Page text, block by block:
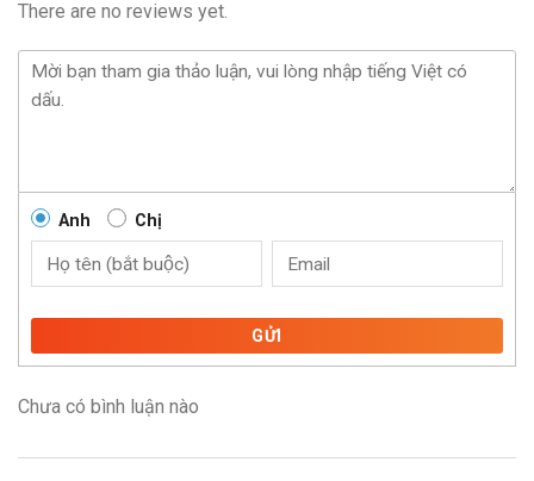
There are no reviews yet.
Anh Chị
GỬI
Chưa có bình luận nào